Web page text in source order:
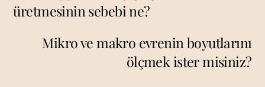
üretmesinin sebebi ne?
Mikro ve makro evrenin boyutlarını
ölçmek ister misiniz?